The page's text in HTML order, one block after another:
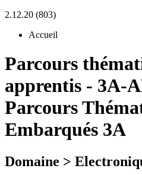
2.12.20 (803)
Accueil
Parcours
apprentis - 3A-
Parcours
Embarqués 3A
Domaine >